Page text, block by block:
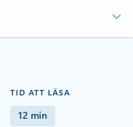
TID ATT LÄSA
12 min